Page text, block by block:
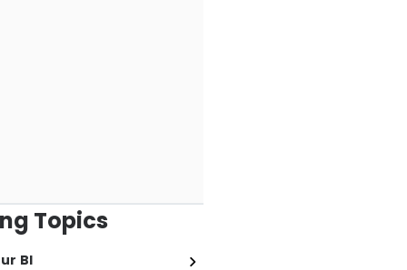
Topics
BI